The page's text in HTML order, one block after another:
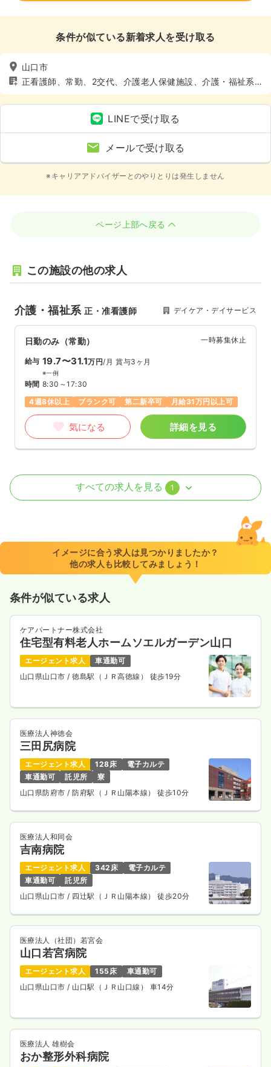
条件が似ている新着求人を受け取る
山口市
正看護師、常勤、2交代、介護老人保健施設、介護・福祉系、
4週8休以上
LINEで受け取る
メールで受け取る
※キャリアアドバイザーとのやりとりは発生しません
ページ上部へ戻る
この施設の他の求人
介護・福祉系正・准看護師 デイケア・デイサービス
日勤のみ（常勤） 一時募集休止
給与 19.7〜31.1万円/月 賞与3ヶ月
※一例
時間 8:30～17:30
4週8休以上
ブランク可 第二新卒可 月給31万円以上可
気になる 詳細を見る
訪問看護 正看護師
8:30～17:30
4週8休以上
ブランク可 第二新卒可 月給31万円以上可
気になる
すべての求人を見る 1
イメージに合う求人は見つかりましたか？
他の求人も比較してみましょう！
条件が似ている求人
ケアパートナー株式会社
住宅型有料老人ホームソエルガーデン山口
エージェント求人
車通勤可
山口県山口市/ 徳島駅（ＪＲ高徳線） 徒歩19分
医療法人神徳会
三田尻病院
エージェント求人 128床
電子カルテ
車通勤可
託児所
寮
山口県防府市 / 防府駅（ＪＲ山陽本線） 徒歩10分
医療法人和同会
吉南病院
エージェント求人 342床
電子カルテ
車通勤可
託児所
山口県山口市 / 四辻駅（ＪＲ山陽本線） 徒歩20分
医療法人（社団）若宮会
山口若宮病院
エージェント求人 155床
車通勤可
山口県山口市/ 山口駅（ＪＲ山口線） 車14分
医療法人 雄樹会
おか整形外科病院